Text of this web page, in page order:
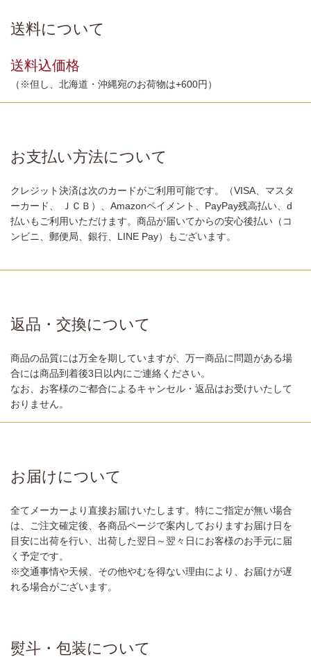
送料について
送料込価格
（※但し、北海道・沖縄宛のお荷物は+600円）
お支払い方法について
クレジット決済は次のカードがご利用可能です。（VISA、マスタ
ーカード、 ＪＣＢ）、Amazonペイメント、PayPay残高払い、d
払いもご利用いただけます。商品が届いてからの安心後払い（コ
ンビニ、郵便局、銀行、LINE Pay）もございます。
返品・交換について
商品の品質には万全を期していますが、万一商品に問題がある場
合には商品到着後3日以内にご連絡ください。
なお、お客様のご都合によるキャンセル・返品はお受けいたして
おりません。
お届けについて
全てメーカーより直接お届けいたします。特にご指定が無い場合
は、ご注文確定後、各商品ページで案内しておりますお届け日を
目安に出荷を行い、出荷した翌日～翌々日にお客様のお手元に届
く予定です。
※交通事情や天候、その他やむを得ない理由により、お届けが遅
れる場合がございます。
熨斗・包装について